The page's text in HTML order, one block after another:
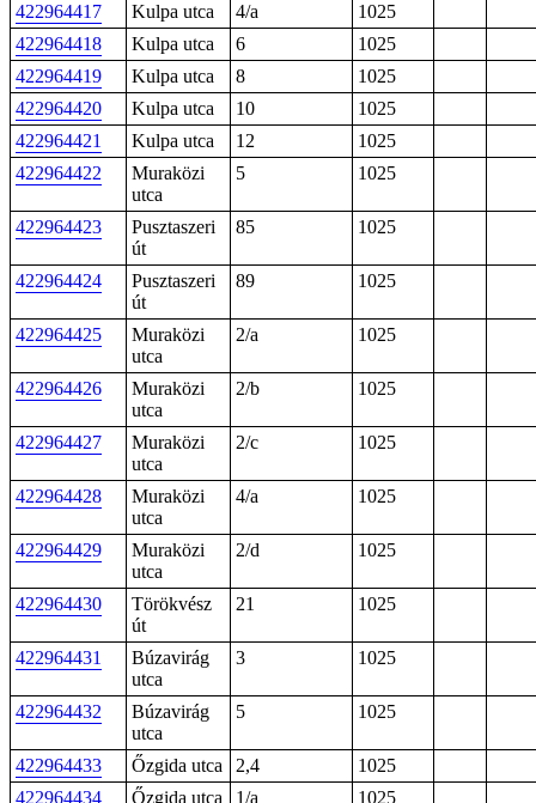
422964417
Kulpa utca 4/a
1025
422964418
Kulpa utca 6
1025
422964419
Kulpa utca 8
1025
422964420
Kulpa utca 10
1025
422964421
Kulpa utca 12
1025
422964422
Muraközi
utca
5 1025
422964423
Pusztaszeri
út
85 1025
422964424
Pusztaszeri
út
89 1025
422964425
Muraközi
utca
2/a 1025
422964426
Muraközi
utca
2/b 1025
422964427
Muraközi
utca
2/c 1025
422964428
Muraközi
utca
4/a 1025
422964429
Muraközi
utca
2/d 1025
422964430
Törökvész
út
21 1025
422964431
Búzavirág
utca
3 1025
422964432
Búzavirág
utca
5 1025
422964433 Őzgida utca 2,4
1025
422964434
Őzgida utca 1/a 1025